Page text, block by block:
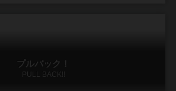
プルバック！
PULL BACK!!